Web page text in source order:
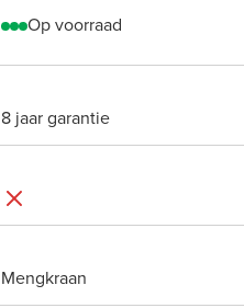
Op voorraad
8 jaar garantie
Mengkraan